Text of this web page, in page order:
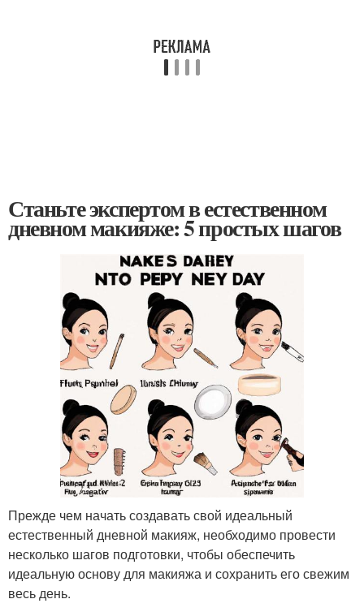
Станьте экспертом в естественном
дневном макияже: 5 простых шагов
Прежде чем начать создавать свой идеальный
естественный дневной макияж, необходимо провести
несколько шагов подготовки, чтобы обеспечить
идеальную основу для макияжа и сохранить его свежим
весь день.